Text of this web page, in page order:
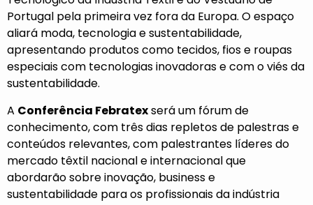
Portugal pela primeira vez fora da Europa. O espaço
aliará moda, tecnologia e sustentabilidade,
apresentando produtos como tecidos, fios e roupas
especiais com tecnologias inovadoras e com o viés da
sustentabilidade.
A Conferência Febratexserá um fórum de
conhecimento, com três dias repletos de palestras e
conteúdos relevantes, com palestrantes líderes do
mercado têxtil nacional e internacional que
abordarão sobre inovação, business e
sustentabilidade para os profissionais da indústria